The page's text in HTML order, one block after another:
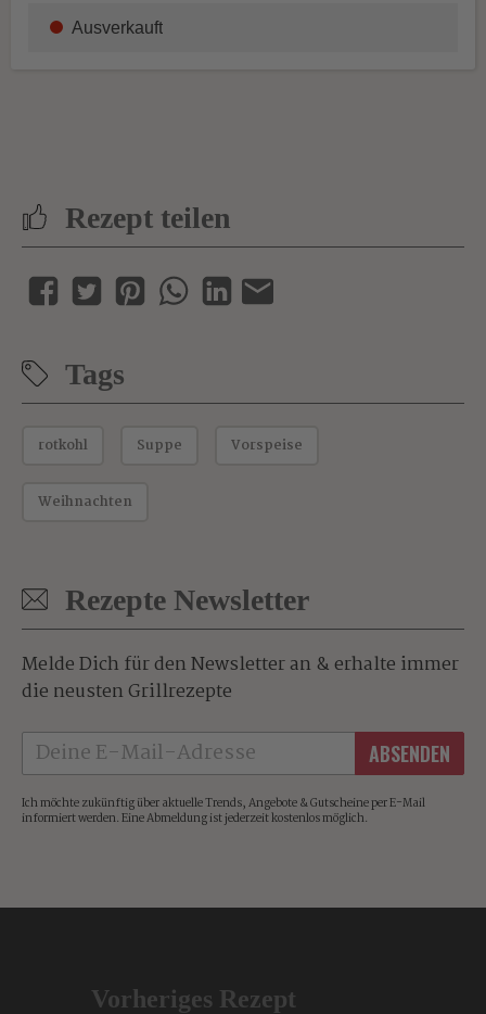
Ausverkauft
Rezept teilen
Tags
rotkohl Suppe Vorspeise
Weihnachten
Rezepte Newsletter
Melde Dich für den Newsletter an & erhalte immer
die neusten Grillrezepte
ABSENDEN
Ich möchte zukünftig über aktuelle Trends, Angebote & Gutscheine per E-Mail
informiert werden. Eine Abmeldung ist jederzeit kostenlos möglich.
ArtikelnavigationVorheriges Rezept